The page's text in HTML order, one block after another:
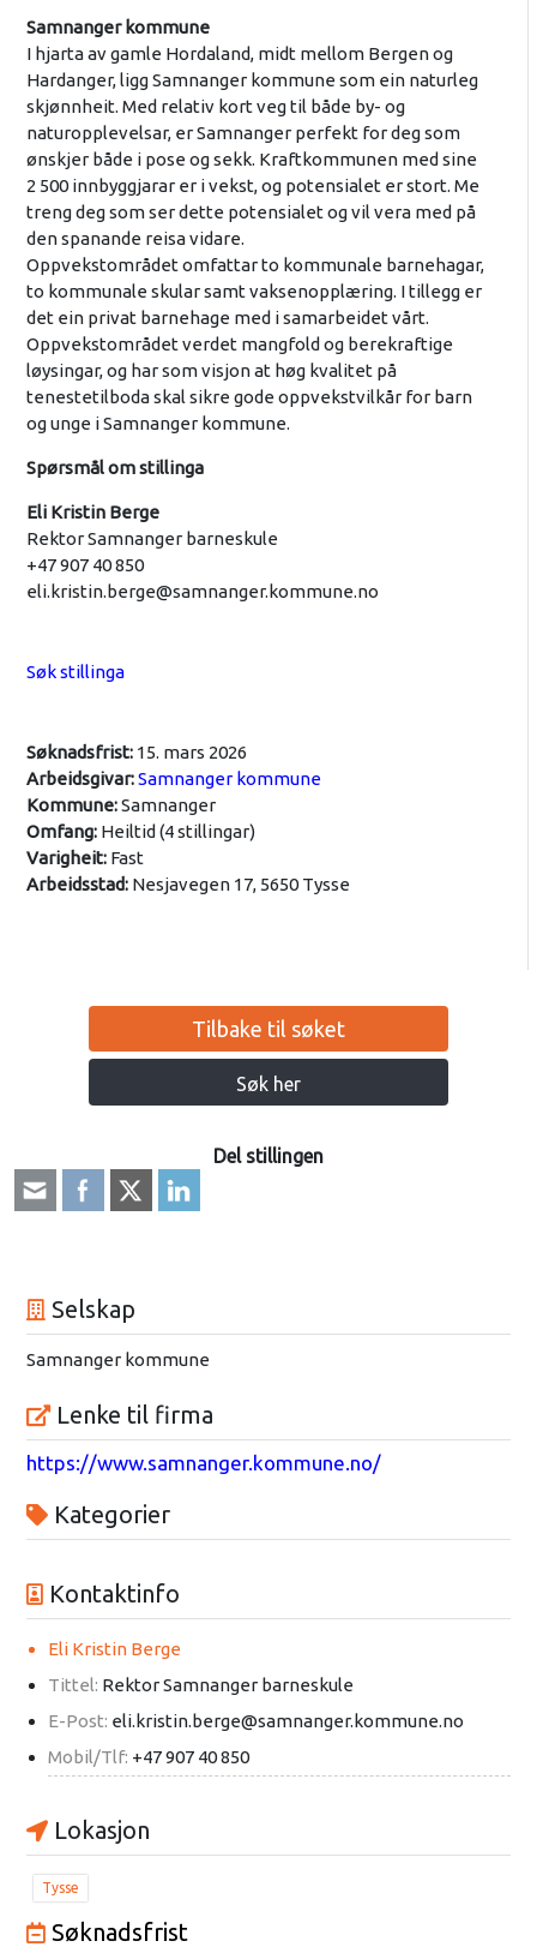
Samnanger kommune
I hjarta av gamle Hordaland, midt mellom Bergen og
Hardanger, ligg Samnanger kommune som ein naturleg
skjønnheit. Med relativ kort veg til både by- og
naturopplevelsar, er Samnanger perfekt for deg som
ønskjer både i pose og sekk. Kraftkommunen med sine
2 500 innbyggjarar er i vekst, og potensialet er stort. Me
treng deg som ser dette potensialet og vil vera med på
den spanande reisa vidare.
Oppvekstområdet omfattar to kommunale barnehagar,
to kommunale skular samt vaksenopplæring. I tillegg er
det ein privat barnehage med i samarbeidet vårt.
Oppvekstområdet verdet mangfold og berekraftige
løysingar, og har som visjon at høg kvalitet på
tenestetilboda skal sikre gode oppvekstvilkår for barn
og unge i Samnanger kommune.
Spørsmål om stillinga
Eli Kristin Berge
Rektor Samnanger barneskule
+47 907 40 850
eli.kristin.berge@samnanger.kommune.no
Søk stillinga
Søknadsfrist: 15. mars 2026
Arbeidsgivar:Samnanger kommune
Kommune:Samnanger
Omfang: Heiltid (4 stillingar)
Varigheit: Fast
Arbeidsstad: Nesjavegen 17, 5650 Tysse
Tilbake til søket
Søk her
Del stillingen
Selskap
Samnanger kommune
Lenke til firma
https://www.samnanger.kommune.no/
Kategorier
Kontaktinfo
Eli Kristin Berge
Tittel: Rektor Samnanger barneskule
E-Post: eli.kristin.berge@samnanger.kommune.no
Mobil/Tlf: +47 907 40 850
Lokasjon
Tysse
Søknadsfrist